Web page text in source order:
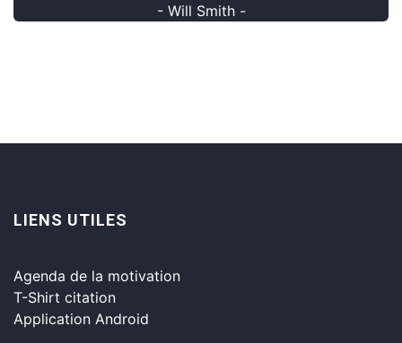
- Will Smith -
LIENS UTILES
Agenda de la motivation
T-Shirt citation
Application Android